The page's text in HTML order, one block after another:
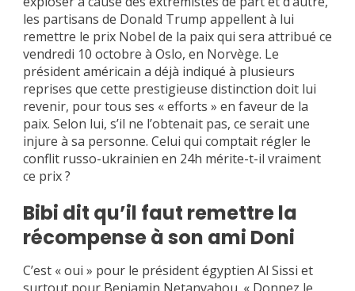
les partisans de Donald Trump appellent à lui
remettre le prix Nobel de la paix qui sera attribué ce
vendredi 10 octobre à Oslo, en Norvège. Le
président américain a déjà indiqué à plusieurs
reprises que cette prestigieuse distinction doit lui
revenir, pour tous ses « efforts » en faveur de la
paix. Selon lui, s’il ne l’obtenait pas, ce serait une
injure à sa personne. Celui qui comptait régler le
conflit russo-ukrainien en 24h mérite-t-il vraiment
ce prix ?
Bibi dit qu’il faut remettre la
récompense à son ami Doni
C’est « oui » pour le président égyptien Al Sissi et